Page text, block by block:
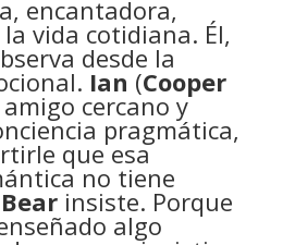
encantadora,
vida cotidiana. Él,
desde la
Ian (Cooper
amigo cercano y
pragmática,
que esa
no tiene
Bearinsiste. Porque
algo